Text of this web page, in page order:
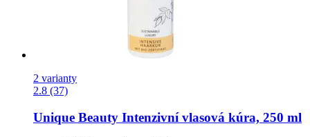
2 varianty
2.8 (37)
Unique Beauty Intenzivní vlasová kúra, 250 ml